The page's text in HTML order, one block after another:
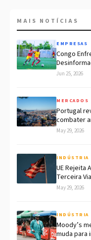
MAIS NOTÍCIAS
EMPRESAS
Congo
Jun 25, 2026
MERCADOS
Portugal
combater
May 29, 2026
INDÚSTRIA
UE Rejeita
Terceira
May 29, 2026
INDÚSTRIA
Moody’s
muda para